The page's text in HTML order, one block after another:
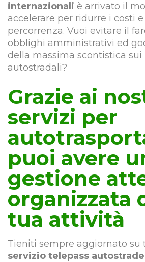
internazionali è arrivato il
accelerare per ridurre i costi
percorrenza. Vuoi evitare il
obblighi amministrativi ed
della massima scontistica sui
autostradali?
Grazie ai
servizi per
puoi avere
gestione
organizzata
tua attività
Tieniti sempre aggiornato su
servizio telepass autostrade